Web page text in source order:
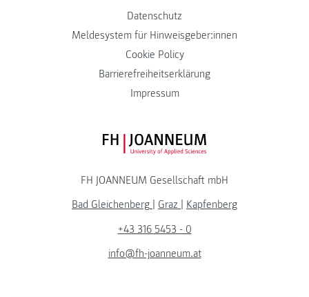
Datenschutz
Meldesystem für Hinweisgeber:innen
Cookie Policy
Barrierefreiheitserklärung
Impressum
FH JOANNEUM Logo
FH JOANNEUM Gesellschaft mbH
Bad Gleichenberg
Graz
Kapfenberg
+43 316 5453 - 0
info@fh-joanneum.at